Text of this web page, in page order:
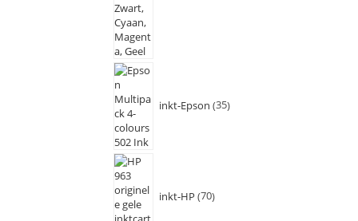
inkt-Epson 35
inkt-HP 70